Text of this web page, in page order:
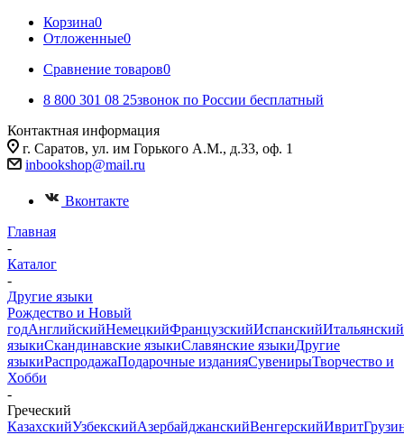
Корзина0
Отложенные0
Сравнение товаров0
8 800 301 08 25звонок по России бесплатный
Контактная информация
г. Саратов, ул. им Горького А.М., д.33, оф. 1
inbookshop@mail.ru
Вконтакте
Главная
-
Каталог
-
Другие языки
Рождество и Новый
годАнглийскийНемецкийФранцузскийИспанскийИтальянский
языкиСкандинавские языкиСлавянские языкиДругие
языкиРаспродажаПодарочные изданияСувенирыТворчество и
Хобби
-
Греческий
КазахскийУзбекскийАзербайджанскийВенгерскийИврит